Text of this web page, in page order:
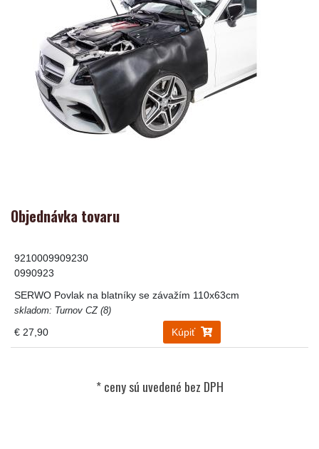
Objednávka tovaru
9210009909230
0990923
SERWO Povlak na blatníky se závažím 110x63cm
skladom: Turnov CZ (8)
€ 27,90 Kúpiť